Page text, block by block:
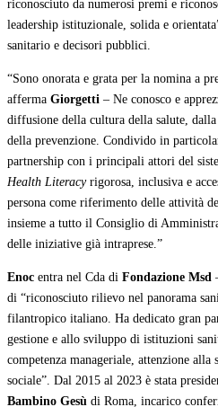
riconosciuto da numerosi premi e
leadership istituzionale, solida e
sanitario e decisori pubblici.
“Sono onorata e grata per la nomina a
afferma Giorgetti – Ne conosco e
diffusione della cultura della salute,
della prevenzione. Condivido in
partnership con i principali attori del
Health Literacyrigorosa, inclusiva e
persona come riferimento delle attività
insieme a tutto il Consiglio di
delle iniziative già intraprese.”
Enoc entra nel Cda di Fondazione Msd
di “riconosciuto rilievo nel panorama
filantropico italiano. Ha dedicato gran
gestione e allo sviluppo di istituzioni
competenza manageriale, attenzione
sociale”. Dal 2015 al 2023 è stata
Bambino Gesù di Roma, incarico